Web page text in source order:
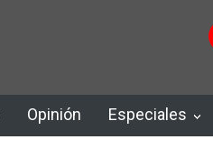
Opinión Especiales